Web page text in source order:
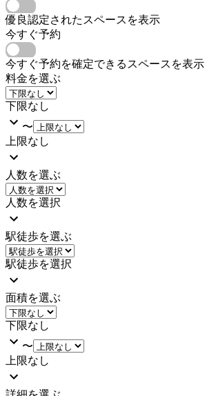
優良認定されたスペースを表示
今すぐ予約
今すぐ予約を確定できるスペースを表示
料金を選ぶ
下限なし
〜
上限なし
人数を選ぶ
人数を選択
駅徒歩を選ぶ
駅徒歩を選択
面積を選ぶ
下限なし
〜
上限なし